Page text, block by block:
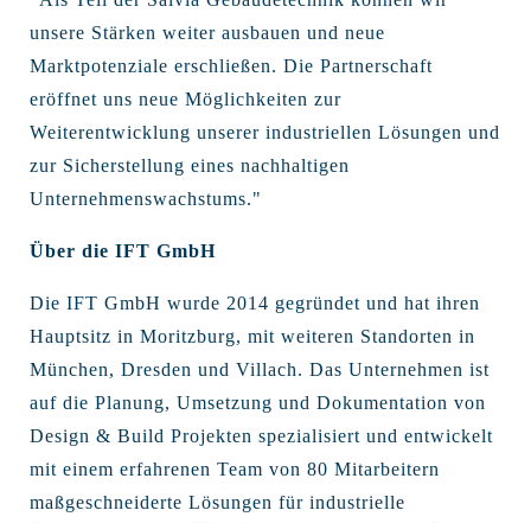
unsere Stärken weiter ausbauen und neue
Marktpotenziale erschließen. Die Partnerschaft
eröffnet uns neue Möglichkeiten zur
Weiterentwicklung unserer industriellen Lösungen und
zur Sicherstellung eines nachhaltigen
Unternehmenswachstums."
Über die IFT GmbH
Die IFT GmbH wurde 2014 gegründet und hat ihren
Hauptsitz in Moritzburg, mit weiteren Standorten in
München, Dresden und Villach. Das Unternehmen ist
auf die Planung, Umsetzung und Dokumentation von
Design & Build Projekten spezialisiert und entwickelt
mit einem erfahrenen Team von 80 Mitarbeitern
maßgeschneiderte Lösungen für industrielle